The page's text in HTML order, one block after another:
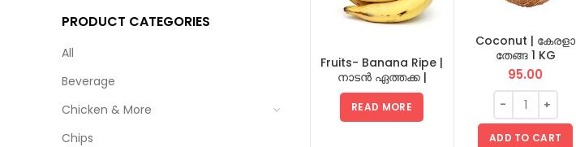
PRODUCT CATEGORIES
All
Beverage
Chicken & More
Chips
Fruits- Banana Ripe |
നാടൻ ഏത്തക്ക |
Ethakka Nadan |
നേന്ത്രൻ | Nendran
READ MORE
Coconut | കേരളാ
തേങ്ങ 1 KG
95.00
ADD TO CART